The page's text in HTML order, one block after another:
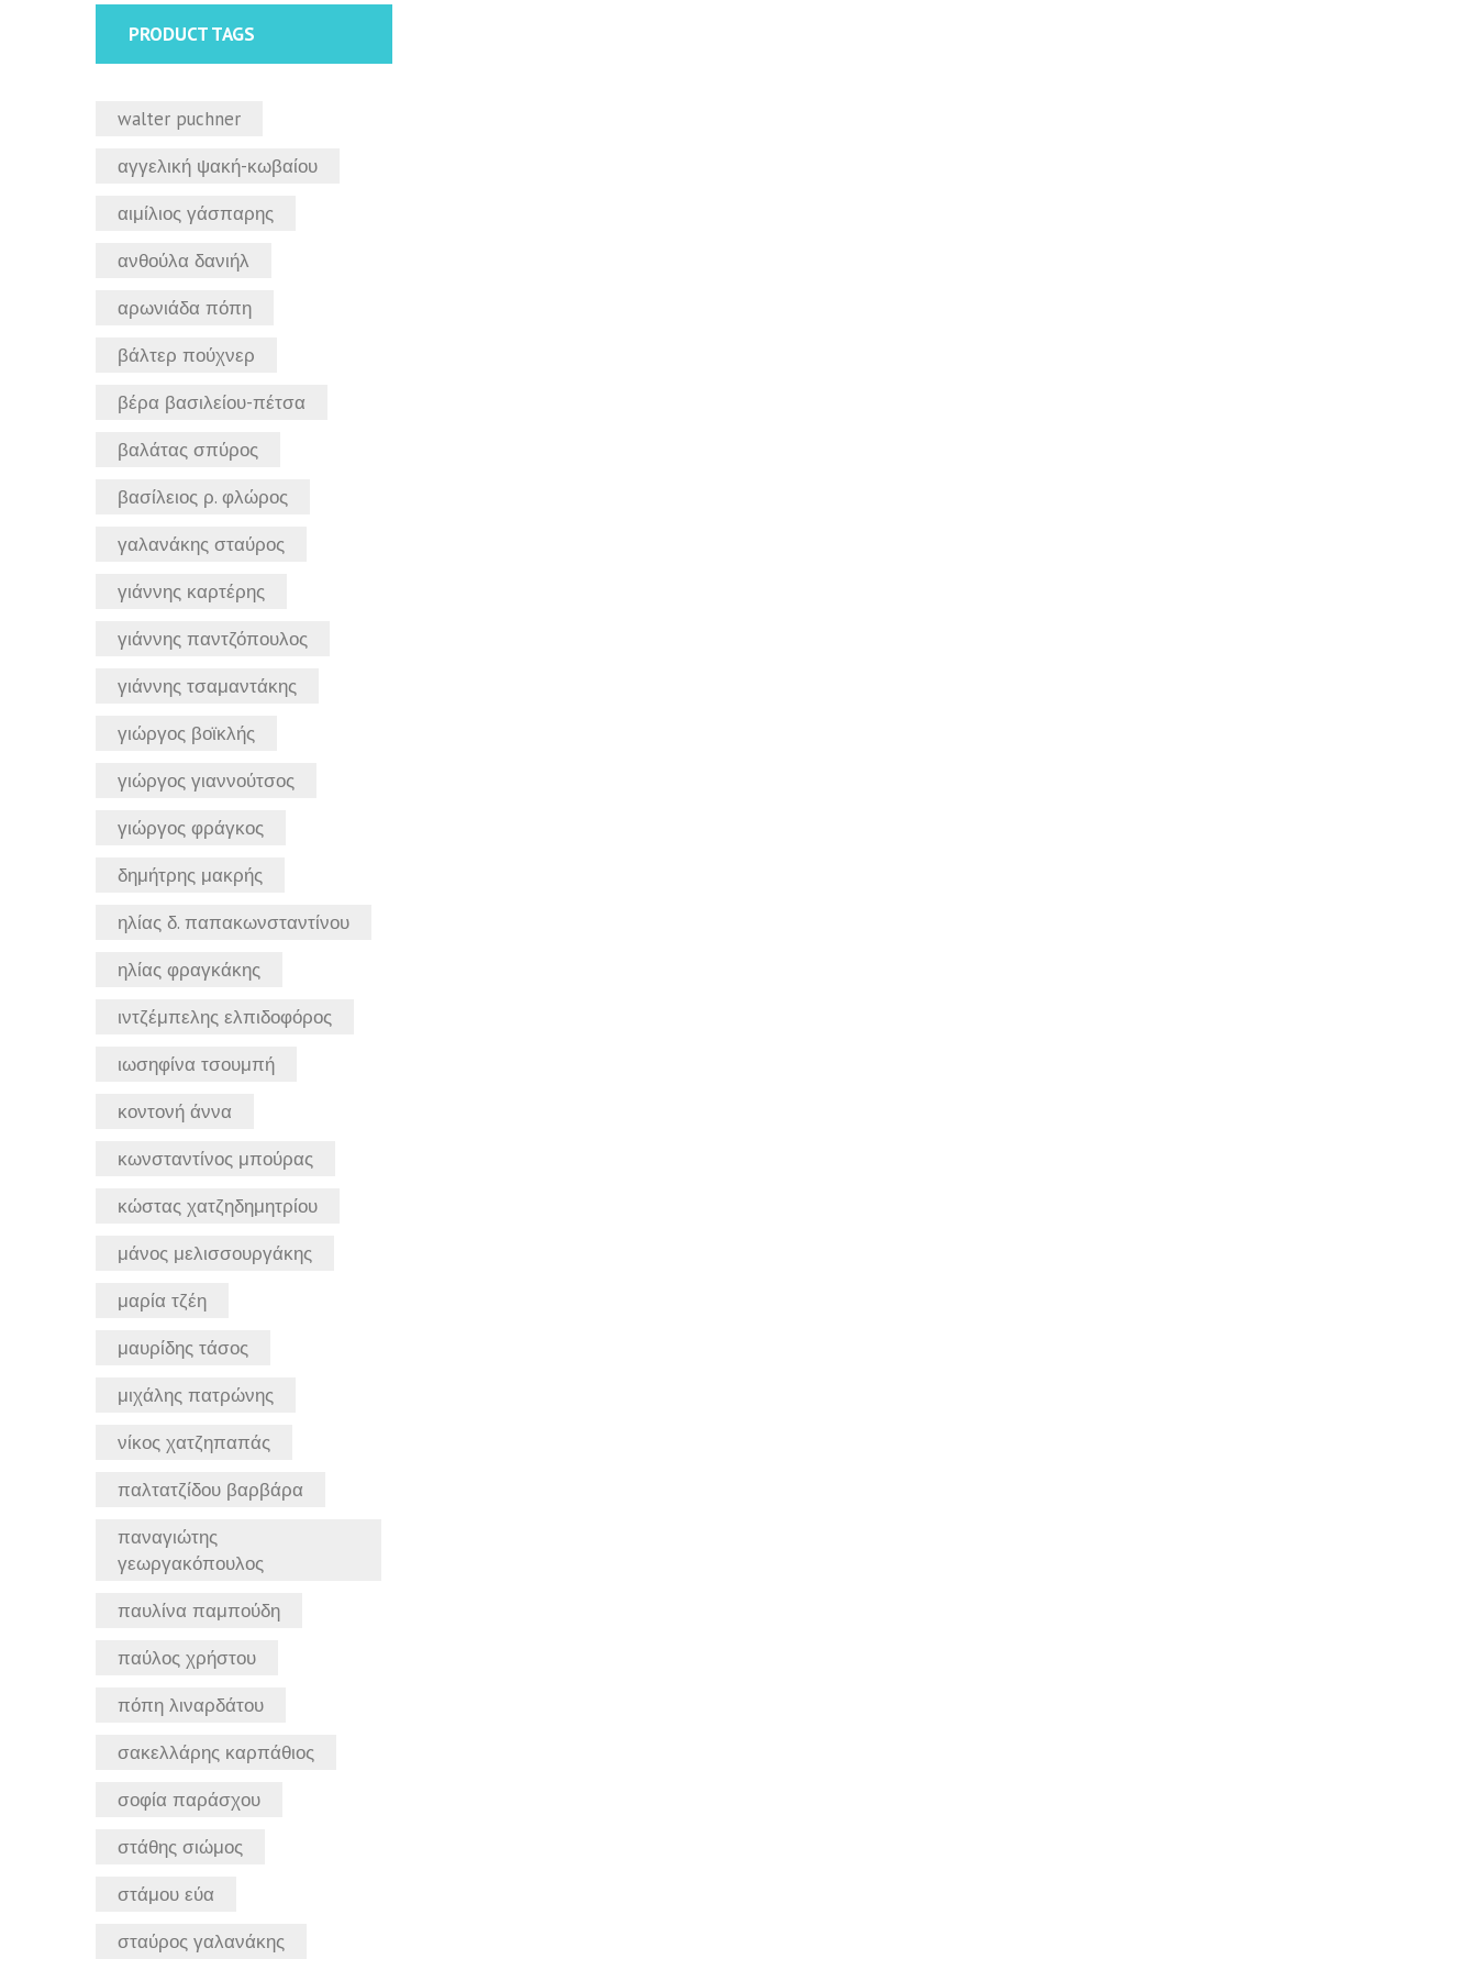
PRODUCT TAGS
walter puchner
αγγελική ψακή-κωβαίου
αιμίλιος γάσπαρης
ανθούλα δανιήλ
αρωνιάδα πόπη
βάλτερ πούχνερ
βέρα βασιλείου-πέτσα
βαλάτας σπύρος
βασίλειος ρ. φλώρος
γαλανάκης σταύρος
γιάννης καρτέρης
γιάννης παντζόπουλος
γιάννης τσαμαντάκης
γιώργος βοϊκλής
γιώργος γιαννούτσος
γιώργος φράγκος
δημήτρης μακρής
ηλίας δ. παπακωνσταντίνου
ηλίας φραγκάκης
ιντζέμπελης ελπιδοφόρος
ιωσηφίνα τσουμπή
κοντονή άννα
κωνσταντίνος μπούρας
κώστας χατζηδημητρίου
μάνος μελισσουργάκης
μαρία τζέη
μαυρίδης τάσος
μιχάλης πατρώνης
νίκος χατζηπαπάς
παλτατζίδου βαρβάρα
παναγιώτης
γεωργακόπουλος
παυλίνα παμπούδη
παύλος χρήστου
πόπη λιναρδάτου
σακελλάρης καρπάθιος
σοφία παράσχου
στάθης σιώμος
στάμου εύα
σταύρος γαλανάκης